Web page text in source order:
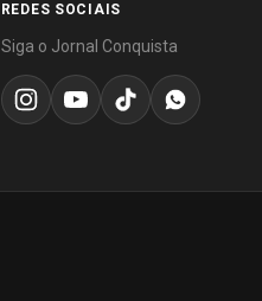
REDES SOCIAIS
Siga o Jornal Conquista